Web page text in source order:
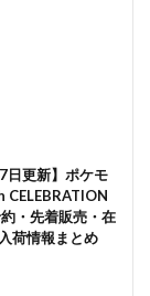
日更新】ポケモ
CELEBRATION
・先着販売・在
荷情報まとめ